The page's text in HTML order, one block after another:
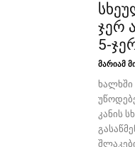
ჯერ
5-
მარიამ
ხალხში
კანის